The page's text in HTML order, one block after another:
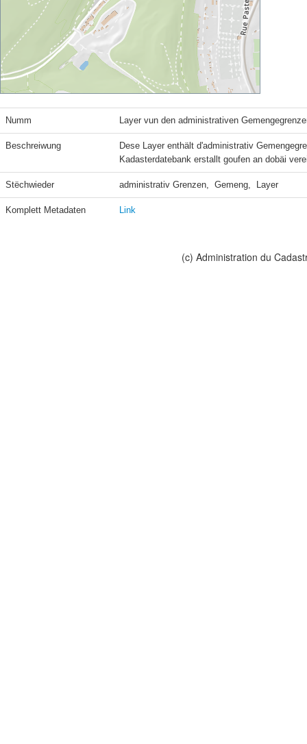
Numm Layer vun den administrativen
Beschreiwung
Dese Layer enthält d'administrativ
Kadasterdatebank erstallt goufen an dobäi
Stëchwieder administrativ Grenzen,  Gemeng,  Layer
Komplett Metadaten Link
(c) Administration du